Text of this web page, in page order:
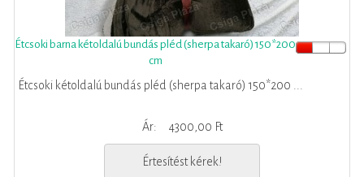
Étcsoki barna kétoldalú bundás pléd (sherpa takaró) 150*200
cm
Étcsoki kétoldalú bundás pléd (sherpa takaró) 150*200 ...
Ár: 4300,00 Ft
Értesítést kérek!